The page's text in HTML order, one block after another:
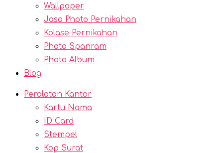
Wallpaper
Jasa Photo Pernikahan
Kolase Pernikahan
Photo Spanram
Photo Album
Blog
Peralatan Kantor
Kartu Nama
ID Card
Stempel
Kop Surat